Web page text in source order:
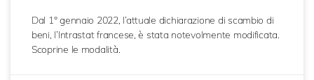
Dal 1° gennaio 2022, l’attuale dichiarazione di scambio di
beni, l’Intrastat francese, è stata notevolmente modificata.
Scoprine le modalità.